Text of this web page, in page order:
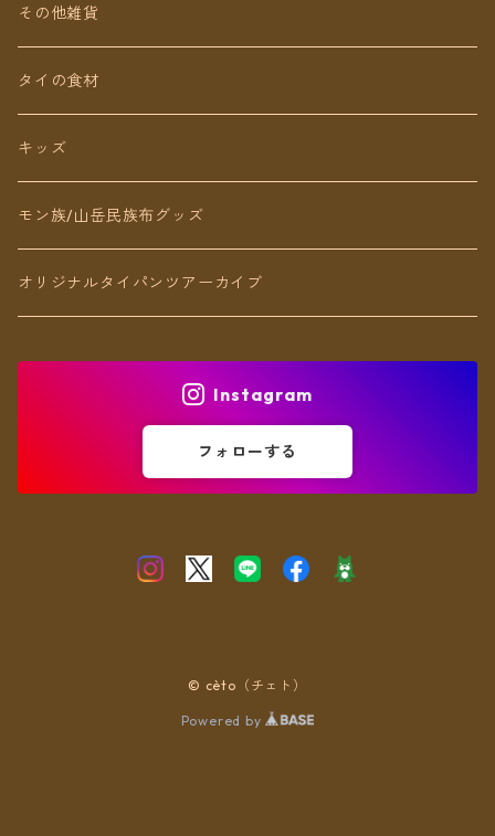
Baby&Kids
キッズ
ピアス（イヤリング）
ネックレス
リング
ブレスレット
アンクレット
その他雑貨
タイの食材
キッズ
モン族/山岳民族布グッズ
オリジナルタイパンツアーカイブ
Instagram
フォローする
© cèto（チェト）
Powered by